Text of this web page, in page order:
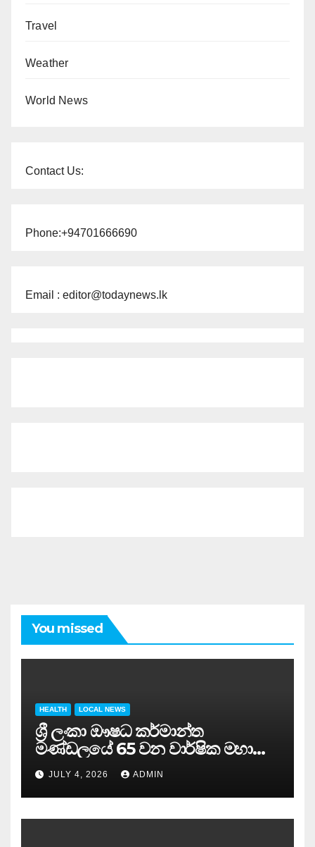
Travel
Weather
World News
Contact Us:
Phone:+94701666690
Email : editor@todaynews.lk
You missed
HEALTH LOCAL NEWS
ශ්‍රී ලංකා ඖෂධ කර්මාන්ත
මණ්ඩලයේ 65 වන වාර්ෂික මහා
සමුළුව සෞඛ්‍ය නියෝජ්‍ය
අමාත්‍යවරයාගේ ප්‍රධානත්වයෙන්……
JULY 4, 2026 ADMIN